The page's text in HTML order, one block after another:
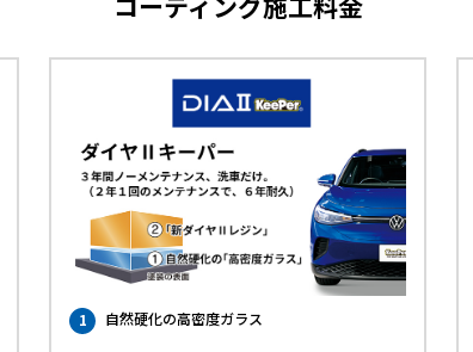
1 自然硬化の高密度ガラス